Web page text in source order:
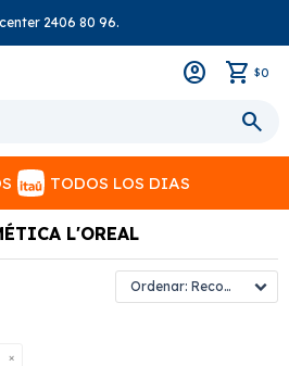
2406 80 96.
$0
TODOS LOS DIAS
L'OREAL
Recomendados